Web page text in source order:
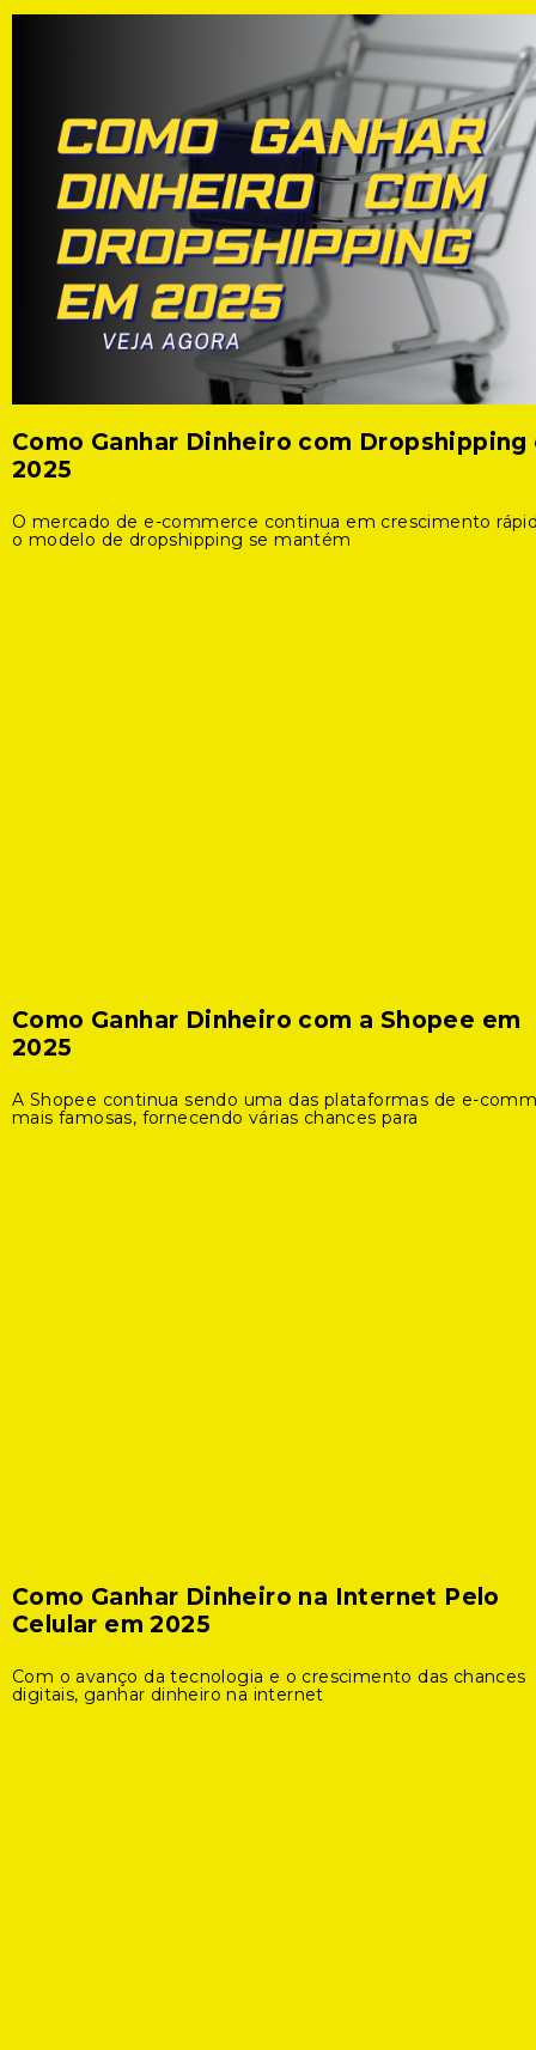
Como Ganhar Dinheiro com Dropshipping
2025
O mercado de e-commerce continua em crescimento
o modelo de dropshipping se mantém
Como Ganhar Dinheiro com a Shopee em
2025
A Shopee continua sendo uma das plataformas de e-
mais famosas, fornecendo várias chances para
Como Ganhar Dinheiro na Internet Pelo
Celular em 2025
Com o avanço da tecnologia e o crescimento das chances
digitais, ganhar dinheiro na internet